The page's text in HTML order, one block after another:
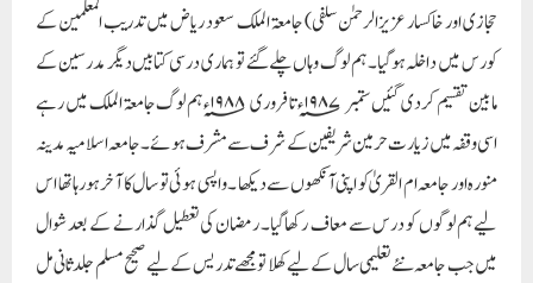
حجازی اور خاکسار عزیزالرحمٰن سلفی) جامعۃ الملک سعود ریاض میں تدریب المعلمین کے
کورس میں داخلہ ہوگیا۔ ہم لوگ وہاں چلے گئے تو ہماری درسی کتابیں دیگر مدرسین کے
مابین تقسیم کردی گئیں ستمبر ۱۹۸۷؁ء تا فروری ۱۹۸۸؁ء ہم لوگ جامعۃ الملک میں رہے
اسی وقفہ میں زیارت حرمین شریفین کے شرف سے مشرف ہوئے۔ جامعہ اسلامیہ مدینہ
منورہ اور جامعہ ام القریٰ کو اپنی آنکھوں سے دیکھا ۔ واپسی ہوئی تو سال کا آخر ہورہاتھا اس
لیے ہم لوگوں کو درس سے معاف رکھاگیا۔ رمضان کی تعطیل گذارنے کے بعد شوال
میں جب جامعہ نئے تعلیمی سال کے لیے کھلا تو مجھے تدریس کے لیے صحیح مسلم جلدثانی مل